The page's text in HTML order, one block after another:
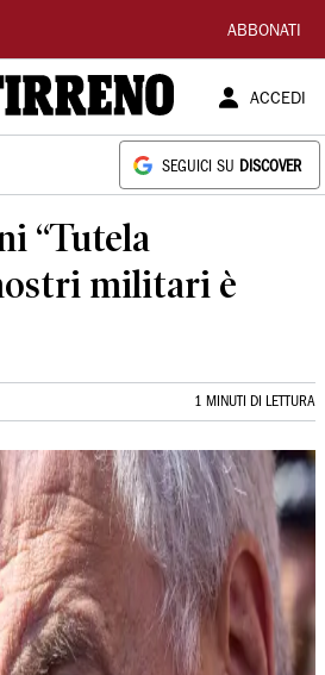
ABBONATI
ACCEDI
SEGUICI SU DISCOVER
“Tutela
militari è
1 MINUTI DI LETTURA